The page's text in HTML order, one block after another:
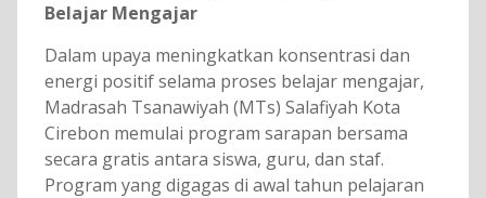
Belajar Mengajar
Dalam upaya meningkatkan konsentrasi dan
energi positif selama proses belajar mengajar,
Madrasah Tsanawiyah (MTs) Salafiyah Kota
Cirebon memulai program sarapan bersama
secara gratis antara siswa, guru, dan staf.
Program yang digagas di awal tahun pelajaran